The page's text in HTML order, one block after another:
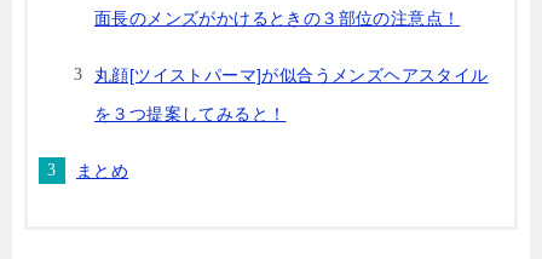
面長のメンズがかけるときの３部位の注意点！
丸顔[ツイストパーマ]が似合うメンズヘアスタイル
を３つ提案してみると！
まとめ